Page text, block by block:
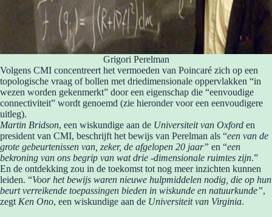
Grigori Perelman
Volgens CMI concentreert het vermoeden van Poincaré zich op een
topologische vraag of bollen met driedimensionale oppervlakken “in
wezen worden gekenmerkt” door een eigenschap die “eenvoudige
connectiviteit” wordt genoemd (zie hieronder voor een eenvoudigere
uitleg).
Martin Bridson, een wiskundige aan de Universiteit van Oxford en
president van CMI, beschrijft het bewijs van Perelman als “een van de
grote gebeurtenissen van, zeker, de afgelopen 20 jaar” en “een
bekroning van ons begrip van wat drie -dimensionale ruimtes zijn.”
En de ontdekking zou in de toekomst tot nog meer inzichten kunnen
leiden. “Voor het bewijs waren nieuwe hulpmiddelen nodig, die op hun
beurt verreikende toepassingen bieden in wiskunde en natuurkunde”,
zegt Ken Ono, een wiskundige aan de Universiteit van Virginia.